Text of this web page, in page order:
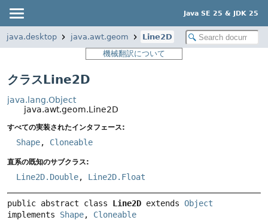
Java SE 25 & JDK 25
java.desktop java.awt.geom
Line2D
機械翻訳について
クラスLine2D
java.lang.Object
java.awt.geom.Line2D
すべての実装されたインタフェース:
Shape, Cloneable
直系の既知のサブクラス:
Line2D.Double, Line2D.Float
public abstract class Line2D extends Object
implements Shape, Cloneable